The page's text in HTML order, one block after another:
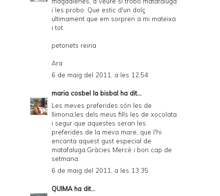
i les probo. Que estic d'un dolç
ultimament que em sorpren a mi mateixa
i tot.
petonets reina
Ara
6 de maig del 2011, a les 12:54
maria cosbel la bisbal ha dit...
Les meves preferides són les de
llimona,les dels meus fills les de xocolata
i segur que aquestes seran les
preferides de la meva mare, que l'hi
encanta aquest gust especial de
matafaluga.Gràcies Mercè i bon cap de
setmana.
6 de maig del 2011, a les 13:35
QUIMAha dit...